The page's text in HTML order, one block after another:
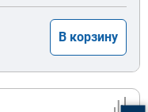
В корзину